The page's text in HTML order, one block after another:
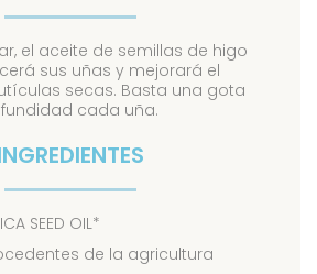
el aceite de semillas de higo
sus uñas y mejorará el
secas. Basta una gota
cada uña.
SEED OIL*
de la agricultura